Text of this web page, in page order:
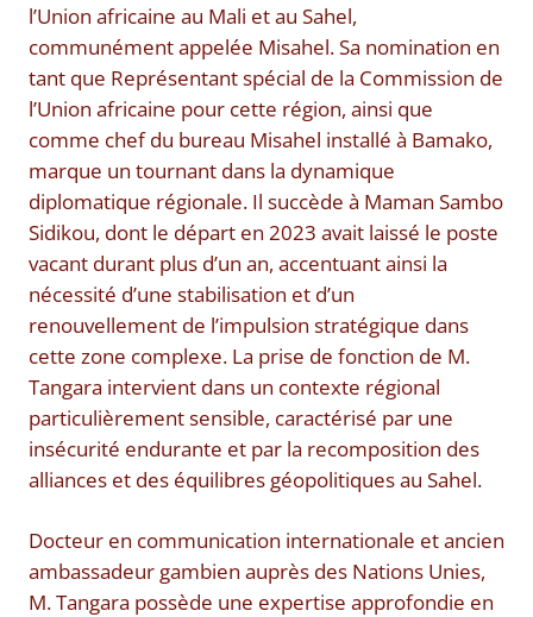
l’Union africaine au Mali et au Sahel,
communément appelée Misahel. Sa nomination en
tant que Représentant spécial de la Commission de
l’Union africaine pour cette région, ainsi que
comme chef du bureau Misahel installé à Bamako,
marque un tournant dans la dynamique
diplomatique régionale. Il succède à Maman Sambo
Sidikou, dont le départ en 2023 avait laissé le poste
vacant durant plus d’un an, accentuant ainsi la
nécessité d’une stabilisation et d’un
renouvellement de l’impulsion stratégique dans
cette zone complexe. La prise de fonction de M.
Tangara intervient dans un contexte régional
particulièrement sensible, caractérisé par une
insécurité endurante et par la recomposition des
alliances et des équilibres géopolitiques au Sahel.
Docteur en communication internationale et ancien
ambassadeur gambien auprès des Nations Unies,
M. Tangara possède une expertise approfondie en